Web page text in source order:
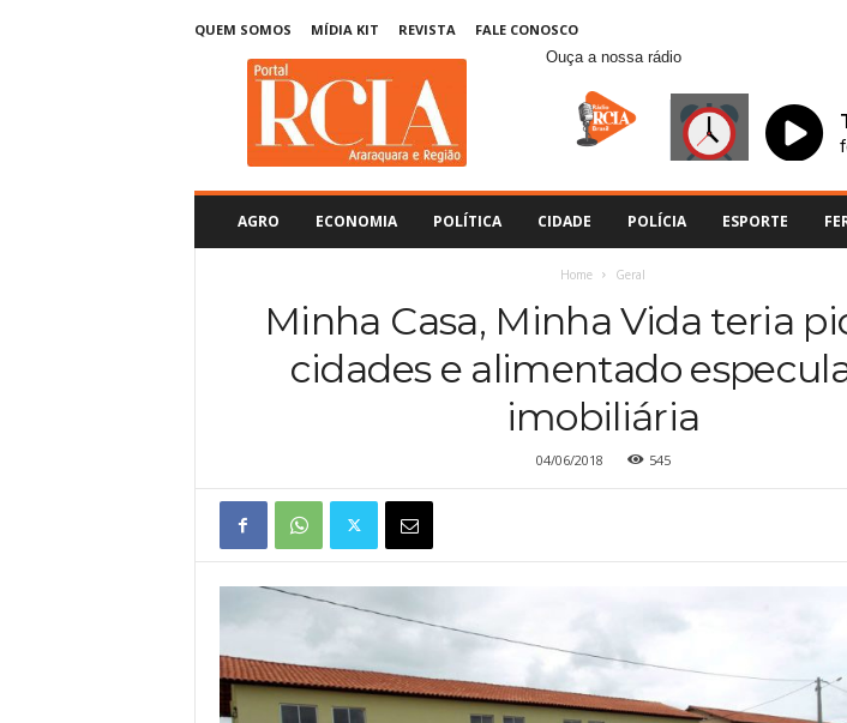
QUEM SOMOS MÍDIA KIT REVISTA
FALE CONOSCO
Ouça a nossa rádio
AGRO ECONOMIA POLÍTICA CIDADE POLÍCIA ESPORTE
Home Geral
Minha Casa, Minha Vida teria
cidades e alimentado
imobiliária
04/06/2018 545